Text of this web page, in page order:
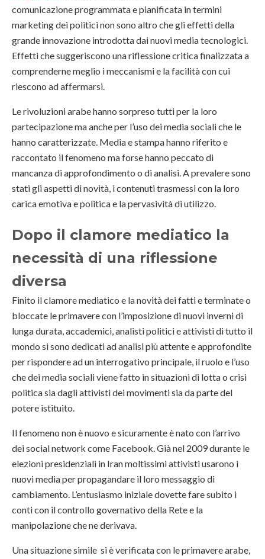
comunicazione programmata e pianificata in termini
marketing dei politici non sono altro che gli effetti della
grande innovazione introdotta dai nuovi media tecnologici.
Effetti che suggeriscono una riflessione critica finalizzata a
comprenderne meglio i meccanismi e la facilità con cui
riescono ad affermarsi.
Le rivoluzioni arabe hanno sorpreso tutti per la loro
partecipazione ma anche per l’uso dei media sociali che le
hanno caratterizzate. Media e stampa hanno riferito e
raccontato il fenomeno ma forse hanno peccato di
mancanza di approfondimento o di analisi. A prevalere sono
stati gli aspetti di novità, i contenuti trasmessi con la loro
carica emotiva e politica e la pervasività di utilizzo.
Dopo il clamore mediatico la
necessità di una riflessione
diversa
Finito il clamore mediatico e la novità dei fatti e terminate o
bloccate le primavere con l’imposizione di nuovi inverni di
lunga durata, accademici, analisti politici e attivisti di tutto il
mondo si sono dedicati ad analisi più attente e approfondite
per rispondere ad un interrogativo principale, il ruolo e l’uso
che dei media sociali viene fatto in situazioni di lotta o crisi
politica sia dagli attivisti dei movimenti sia da parte del
potere istituito.
Il fenomeno non è nuovo e sicuramente è nato con l’arrivo
dei social network come Facebook. Già nel 2009 durante le
elezioni presidenziali in Iran moltissimi attivisti usarono i
nuovi media per propagandare il loro messaggio di
cambiamento. L’entusiasmo iniziale dovette fare subito i
conti con il controllo governativo della Rete e la
manipolazione che ne derivava.
Una situazione simile si è verificata con le primavere arabe,